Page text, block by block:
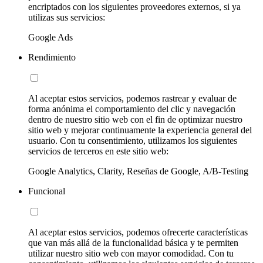
encriptados con los siguientes proveedores externos, si ya
utilizas sus servicios:
Google Ads
Rendimiento
Al aceptar estos servicios, podemos rastrear y evaluar de
forma anónima el comportamiento del clic y navegación
dentro de nuestro sitio web con el fin de optimizar nuestro
sitio web y mejorar continuamente la experiencia general del
usuario. Con tu consentimiento, utilizamos los siguientes
servicios de terceros en este sitio web:
Google Analytics, Clarity, Reseñas de Google, A/B-Testing
Funcional
Al aceptar estos servicios, podemos ofrecerte características
que van más allá de la funcionalidad básica y te permiten
utilizar nuestro sitio web con mayor comodidad. Con tu